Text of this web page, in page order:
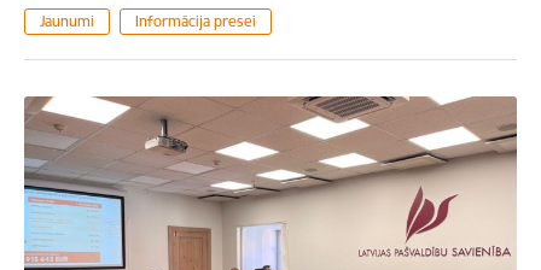
Jaunumi Informācija presei